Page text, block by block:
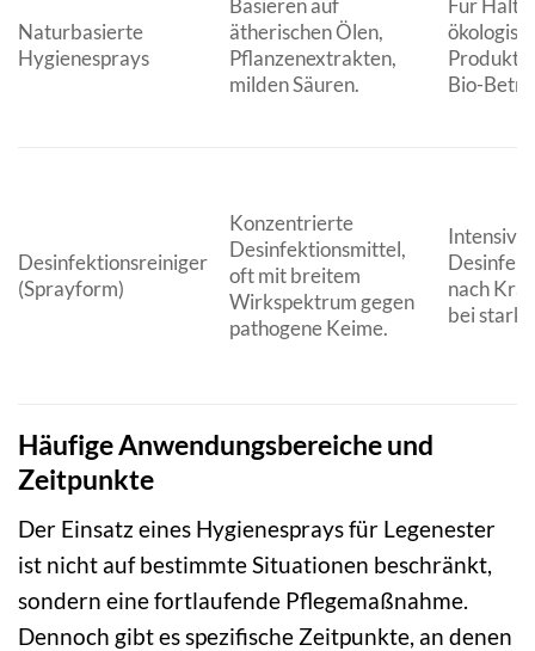
Naturbasierte
Hygienesprays
Basieren auf
ätherischen Ölen,
Pflanzenextrakten,
milden Säuren.
Für
Produkte
Bio-
Desinfektionsreiniger
(Sprayform)
Konzentrierte
Desinfektionsmittel,
oft mit breitem
Wirkspektrum gegen
pathogene Keime.
Intensive
nach
bei
Häufige Anwendungsbereiche und
Zeitpunkte
Der Einsatz eines Hygienesprays für Legenester
ist nicht auf bestimmte Situationen beschränkt,
sondern eine fortlaufende Pflegemaßnahme.
Dennoch gibt es spezifische Zeitpunkte, an denen